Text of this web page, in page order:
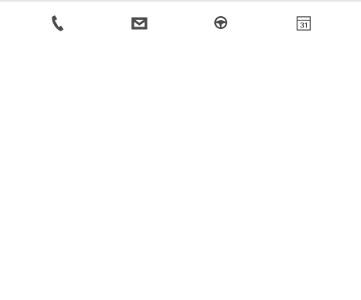
Unsere Services
Service-Anfrage